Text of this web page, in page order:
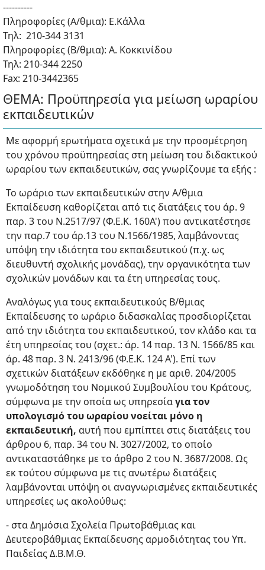
----------
Πληροφορίες (Α/θμια): Ε.Κάλλα
Τηλ: 210-344 3131
Πληροφορίες (Β/θμια): Α. Κοκκινίδου
Τηλ: 210-344 2250
Fax: 210-3442365
ΘΕΜΑ: Προϋπηρεσία για μείωση ωραρίου
εκπαιδευτικών
Με αφορμή ερωτήματα σχετικά με την προσμέτρηση
του χρόνου προϋπηρεσίας στη μείωση του διδακτικού
ωραρίου των εκπαιδευτικών, σας γνωρίζουμε τα εξής :
Το ωράριο των εκπαιδευτικών στην Α/θμια
Εκπαίδευση καθορίζεται από τις διατάξεις του άρ. 9
παρ. 3 του Ν.2517/97 (Φ.Ε.Κ. 160Α') που αντικατέστησε
την παρ.7 του άρ.13 του Ν.1566/1985, λαμβάνοντας
υπόψη την ιδιότητα του εκπαιδευτικού (π.χ. ως
διευθυντή σχολικής μονάδας), την οργανικότητα των
σχολικών μονάδων και τα έτη υπηρεσίας τους.
Αναλόγως για τους εκπαιδευτικούς Β/θμιας
Εκπαίδευσης το ωράριο διδασκαλίας προσδιορίζεται
από την ιδιότητα του εκπαιδευτικού, τον κλάδο και τα
έτη υπηρεσίας του (σχετ.: άρ. 14 παρ. 13 Ν. 1566/85 και
άρ. 48 παρ. 3 Ν. 2413/96 (Φ.Ε.Κ. 124 Α'). Επί των
σχετικών διατάξεων εκδόθηκε η με αριθ. 204/2005
γνωμοδότηση του Νομικού Συμβουλίου του Κράτους,
σύμφωνα με την οποία ως υπηρεσίαγια τον
υπολογισμό του ωραρίου νοείται μόνο η
εκπαιδευτική, αυτή που εμπίπτει στις διατάξεις του
άρθρου 6, παρ. 34 του Ν. 3027/2002, το οποίο
αντικαταστάθηκε με το άρθρο 2 του Ν. 3687/2008. Ως
εκ τούτου σύμφωνα με τις ανωτέρω διατάξεις
λαμβάνονται υπόψη οι αναγνωρισμένες εκπαιδευτικές
υπηρεσίες ως ακολούθως:
- στα Δημόσια Σχολεία Πρωτοβάθμιας και
Δευτεροβάθμιας Εκπαίδευσης αρμοδιότητας του Υπ.
Παιδείας Δ.Β.Μ.Θ.